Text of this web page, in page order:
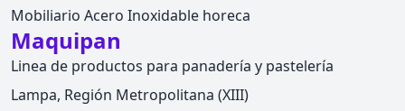
Mobiliario Acero Inoxidable horeca
Maquipan
Linea de productos para panadería y pastelería
Lampa, Región Metropolitana (XIII)